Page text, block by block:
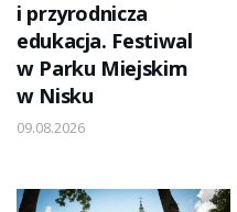
i przyrodnicza
edukacja. Festiwal
w Parku Miejskim
w Nisku
09.08.2026